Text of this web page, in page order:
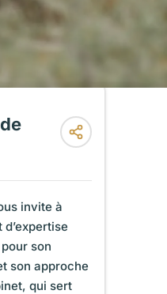
invite à
son
son approche
qui sert